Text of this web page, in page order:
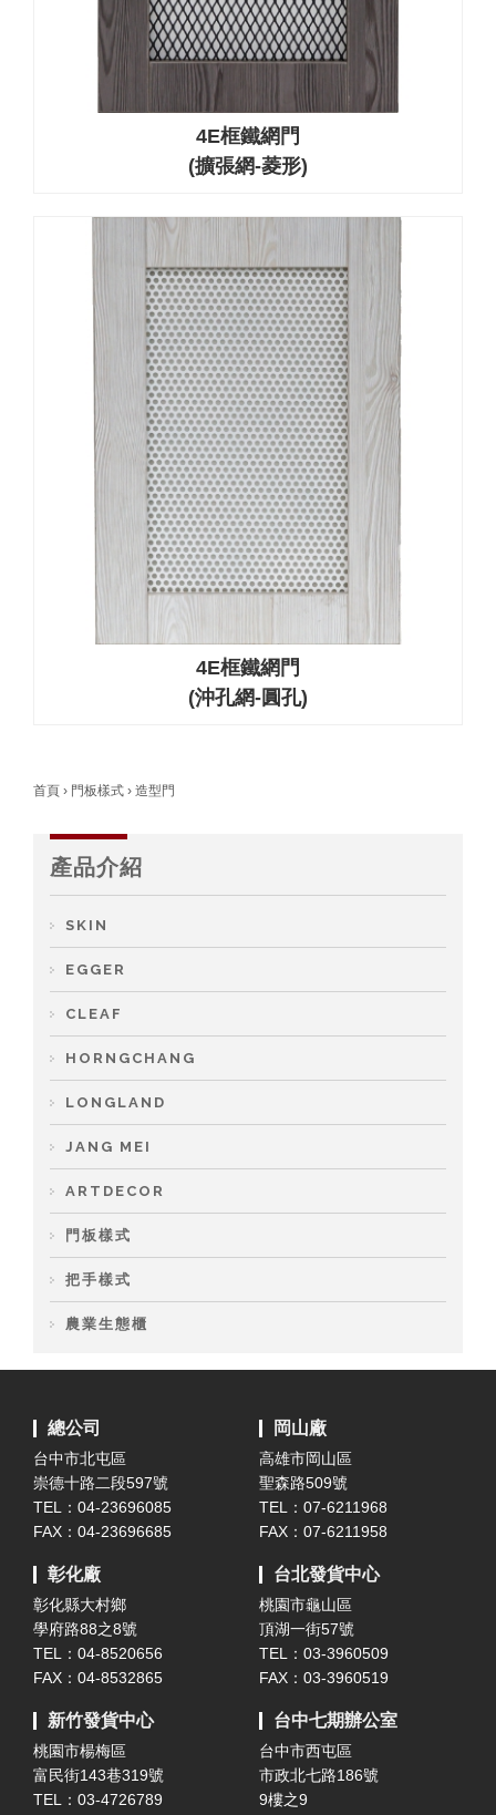
4E框鐵網門
(擴張網-菱形)
4E框鐵網門
(沖孔網-圓孔)
首頁 › 門板樣式 › 造型門
產品介紹
SKIN
EGGER
CLEAF
HORNGCHANG
LONGLAND
JANG MEI
ARTDECOR
門板樣式
把手樣式
農業生態櫃
總公司
台中市北屯區
崇德十路二段597號
TEL：04-23696085
FAX：04-23696685
岡山廠
高雄市岡山區
聖森路509號
TEL：07-6211968
FAX：07-6211958
彰化廠
彰化縣大村鄉
學府路88之8號
TEL：04-8520656
FAX：04-8532865
台北發貨中心
桃園市龜山區
頂湖一街57號
TEL：03-3960509
FAX：03-3960519
新竹發貨中心
桃園市楊梅區
富民街143巷319號
TEL：03-4726789
台中七期辦公室
台中市西屯區
市政北七路186號
9樓之9